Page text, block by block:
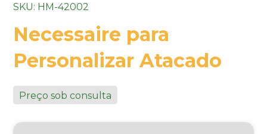
SKU: HM-42002
Necessaire para
Personalizar Atacado
Preço sob consulta